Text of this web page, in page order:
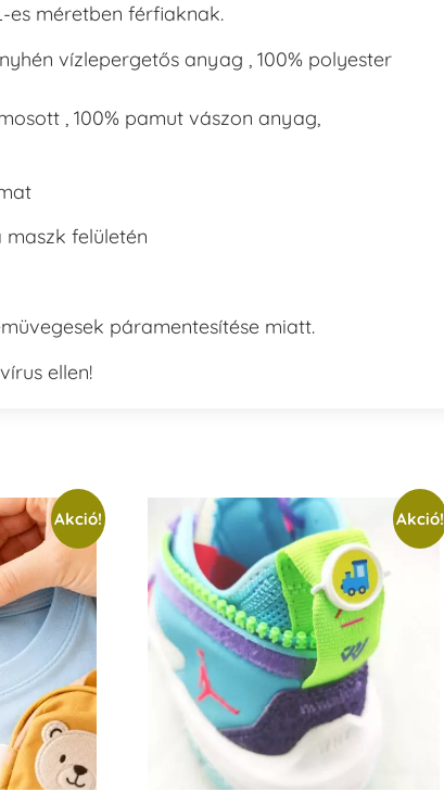
es méretben férfiaknak.
vízlepergetős anyag , 100% polyester
, 100% pamut vászon anyag,
felületén
páramentesítése miatt.
ellen!
Akció! Akció!